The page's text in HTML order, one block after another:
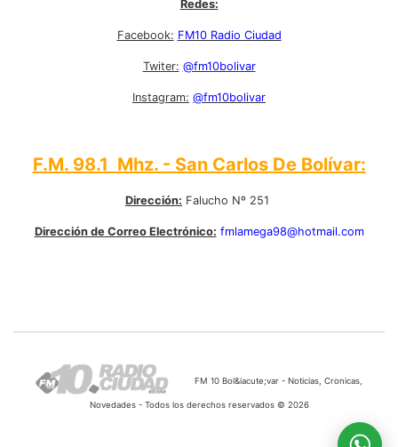
Redes:
Facebook: FM10 Radio Ciudad
Twiter: @fm10bolivar
Instagram: @fm10bolivar
F.M. 98.1 Mhz. - San Carlos De Bolívar:
Dirección: Falucho Nº 251
Dirección de Correo Electrónico: fmlamega98@hotmail.com
FM 10 Bol&iacute;var - Noticias, Cronicas,
Novedades - Todos los derechos reservados © 2026